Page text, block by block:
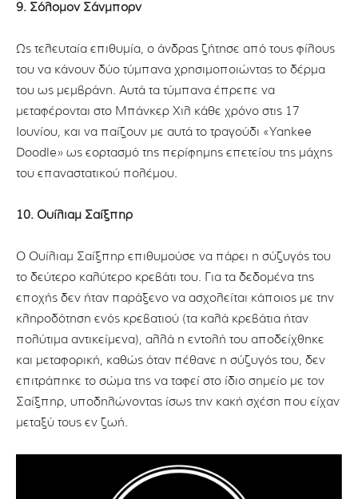
9. Σόλομον Σάνμπορν
Ως τελευταία επιθυμία, ο άνδρας ζήτησε από τους φίλους
του να κάνουν δύο τύμπανα χρησιμοποιώντας το δέρμα
του ως μεμβράνη. Αυτά τα τύμπανα έπρεπε να
μεταφέρονται στο Μπάνκερ Χιλ κάθε χρόνο στις 17
Ιουνίου, και να παίζουν με αυτά το τραγούδι «Yankee
Doodle» ως εορτασμό της περίφημης επετείου της μάχης
του επαναστατικού πολέμου.
10. Ουίλιαμ Σαίξπηρ
O Ουίλιαμ Σαίξπηρ επιθυμούσε να πάρει η σύζυγός του
το δεύτερο καλύτερο κρεβάτι του. Για τα δεδομένα της
εποχής δεν ήταν παράξενο να ασχολείται κάποιος με την
κληροδότηση ενός κρεβατιού (τα καλά κρεβάτια ήταν
πολύτιμα αντικείμενα), αλλά η εντολή του αποδείχθηκε
και μεταφορική, καθώς όταν πέθανε η σύζυγός του, δεν
επιτράπηκε το σώμα της να ταφεί στο ίδιο σημείο με τον
Σαίξπηρ, υποδηλώνοντας ίσως την κακή σχέση που είχαν
μεταξύ τους εν ζωή.